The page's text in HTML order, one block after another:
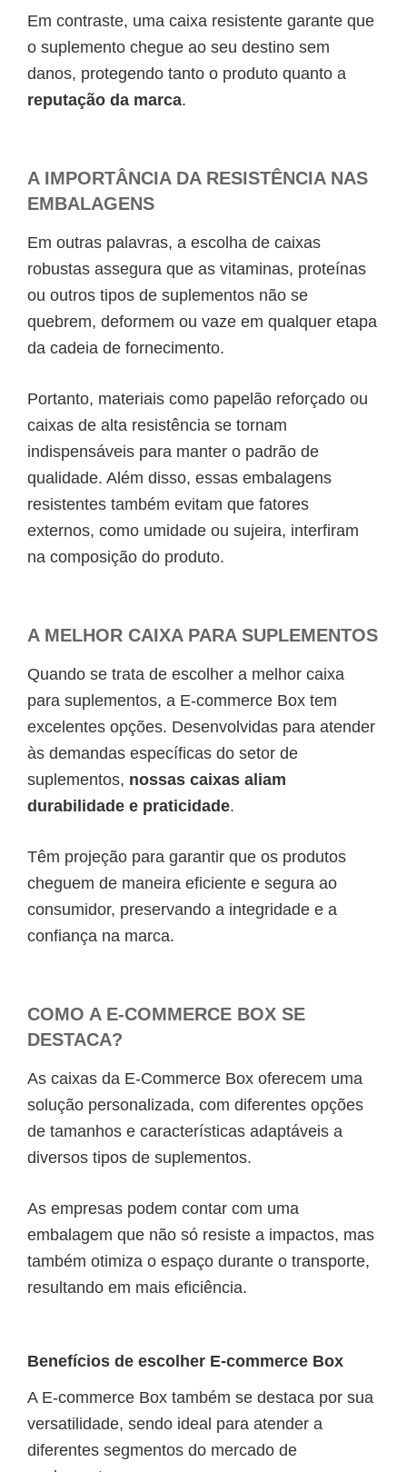
Em contraste, uma caixa resistente garante que
o suplemento chegue ao seu destino sem
danos, protegendo tanto o produto quanto a
reputação da marca.
A IMPORTÂNCIA DA RESISTÊNCIA NAS
EMBALAGENS
Em outras palavras, a escolha de caixas
robustas assegura que as vitaminas, proteínas
ou outros tipos de suplementos não se
quebrem, deformem ou vaze em qualquer etapa
da cadeia de fornecimento.
Portanto, materiais como papelão reforçado ou
caixas de alta resistência se tornam
indispensáveis para manter o padrão de
qualidade. Além disso, essas embalagens
resistentes também evitam que fatores
externos, como umidade ou sujeira, interfiram
na composição do produto.
A MELHOR CAIXA PARA SUPLEMENTOS
Quando se trata de escolher a melhor caixa
para suplementos, a E-commerce Box tem
excelentes opções. Desenvolvidas para atender
às demandas específicas do setor de
suplementos, nossas caixas aliam
durabilidade e praticidade.
Têm projeção para garantir que os produtos
cheguem de maneira eficiente e segura ao
consumidor, preservando a integridade e a
confiança na marca.
COMO A E-COMMERCE BOX SE
DESTACA?
As caixas da E-Commerce Box oferecem uma
solução personalizada, com diferentes opções
de tamanhos e características adaptáveis a
diversos tipos de suplementos.
As empresas podem contar com uma
embalagem que não só resiste a impactos, mas
também otimiza o espaço durante o transporte,
resultando em mais eficiência.
Benefícios de escolher E-commerce Box
A E-commerce Box também se destaca por sua
versatilidade, sendo ideal para atender a
diferentes segmentos do mercado de